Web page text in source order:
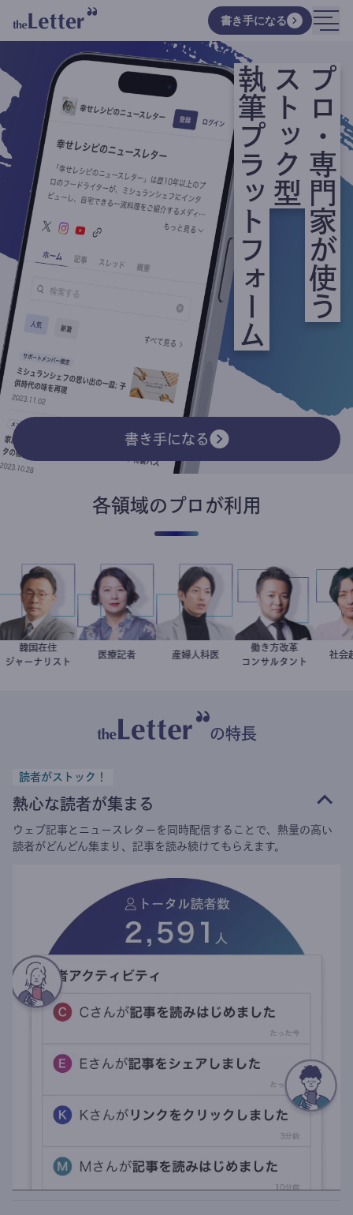
書き手になる
プロ・専門家が使う
ストック型
執筆プラットフォーム
書き手になる
各領域のプロが利用
徐台教
韓国在住
ジャーナリスト
岩永直子
医療記者 重見大介
産婦人科医 新田龍
働き方改革
コンサルタント
の特長
読者がストック！
熱心な読者が集まる
ウェブ記事とニュースレターを同時配信することで、熱量の高い
読者がどんどん集まり、記事を読み続けてもらえます。